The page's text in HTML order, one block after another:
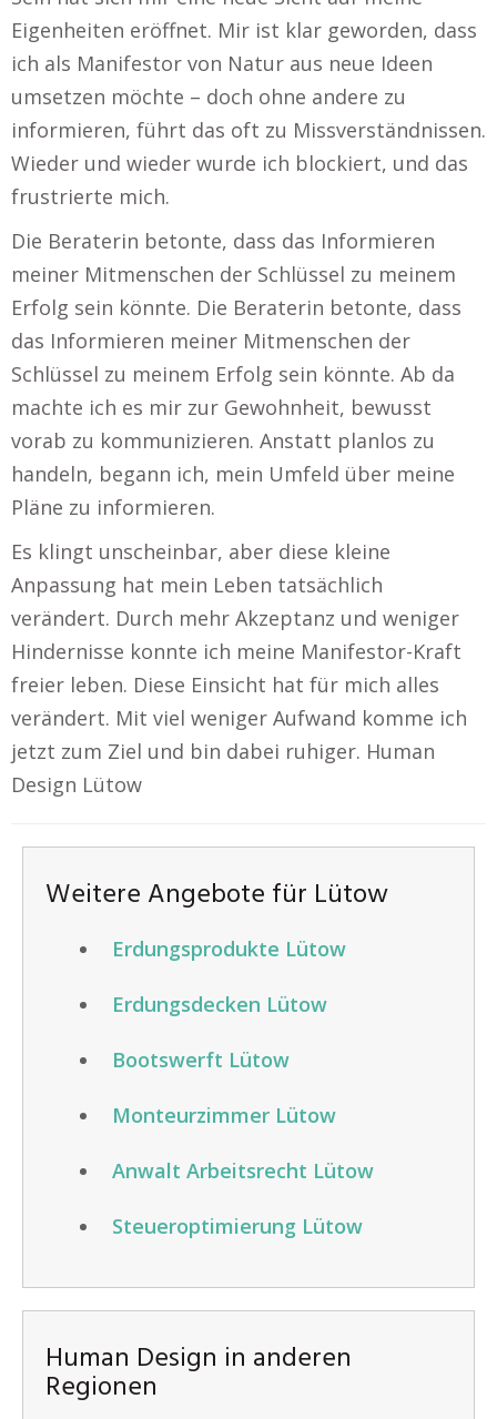
Eigenheiten eröffnet. Mir ist klar geworden, dass
ich als Manifestor von Natur aus neue Ideen
umsetzen möchte – doch ohne andere zu
informieren, führt das oft zu Missverständnissen.
Wieder und wieder wurde ich blockiert, und das
frustrierte mich.
Die Beraterin betonte, dass das Informieren
meiner Mitmenschen der Schlüssel zu meinem
Erfolg sein könnte. Die Beraterin betonte, dass
das Informieren meiner Mitmenschen der
Schlüssel zu meinem Erfolg sein könnte. Ab da
machte ich es mir zur Gewohnheit, bewusst
vorab zu kommunizieren. Anstatt planlos zu
handeln, begann ich, mein Umfeld über meine
Pläne zu informieren.
Es klingt unscheinbar, aber diese kleine
Anpassung hat mein Leben tatsächlich
verändert. Durch mehr Akzeptanz und weniger
Hindernisse konnte ich meine Manifestor-Kraft
freier leben. Diese Einsicht hat für mich alles
verändert. Mit viel weniger Aufwand komme ich
jetzt zum Ziel und bin dabei ruhiger. Human
Design Lütow
Weitere Angebote für Lütow
Erdungsprodukte Lütow
Erdungsdecken Lütow
Bootswerft Lütow
Monteurzimmer Lütow
Anwalt Arbeitsrecht Lütow
Steueroptimierung Lütow
Human Design in anderen
Regionen